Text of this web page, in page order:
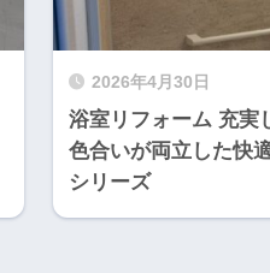
2026年4月30日
浴室リフォーム 充実
色合いが両立した快
シリーズ